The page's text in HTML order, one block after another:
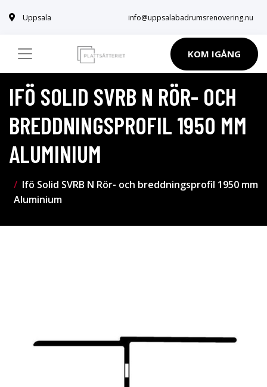
Uppsala info@uppsalabadrumsrenovering.nu
KOM IGÅNG
IFÖ SOLID SVRB N RÖR- OCH
BREDDNINGSPROFIL 1950 MM
ALUMINIUM
Ifö Solid SVRB N Rör- och breddningsprofil 1950 mm
Aluminium